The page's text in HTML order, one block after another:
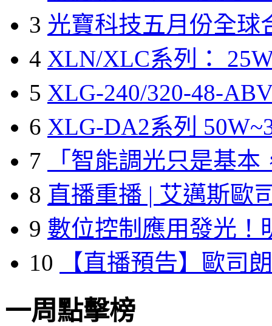
3 光寶科技五月份全球
4 XLN/XLC系列：
5 XLG-240/320-48-
6 XLG-DA2系列
7
「智能調光只是基本
8 直播重播 | 艾邁斯歐
9 數位控制應用發光！
10
【直播預告】歐司
一周點擊榜